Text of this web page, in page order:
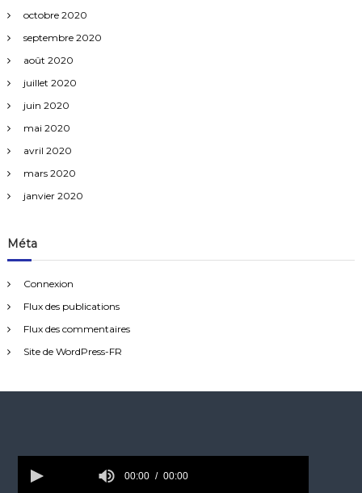
octobre 2020
septembre 2020
août 2020
juillet 2020
juin 2020
mai 2020
avril 2020
mars 2020
janvier 2020
Méta
Connexion
Flux des publications
Flux des commentaires
Site de WordPress-FR